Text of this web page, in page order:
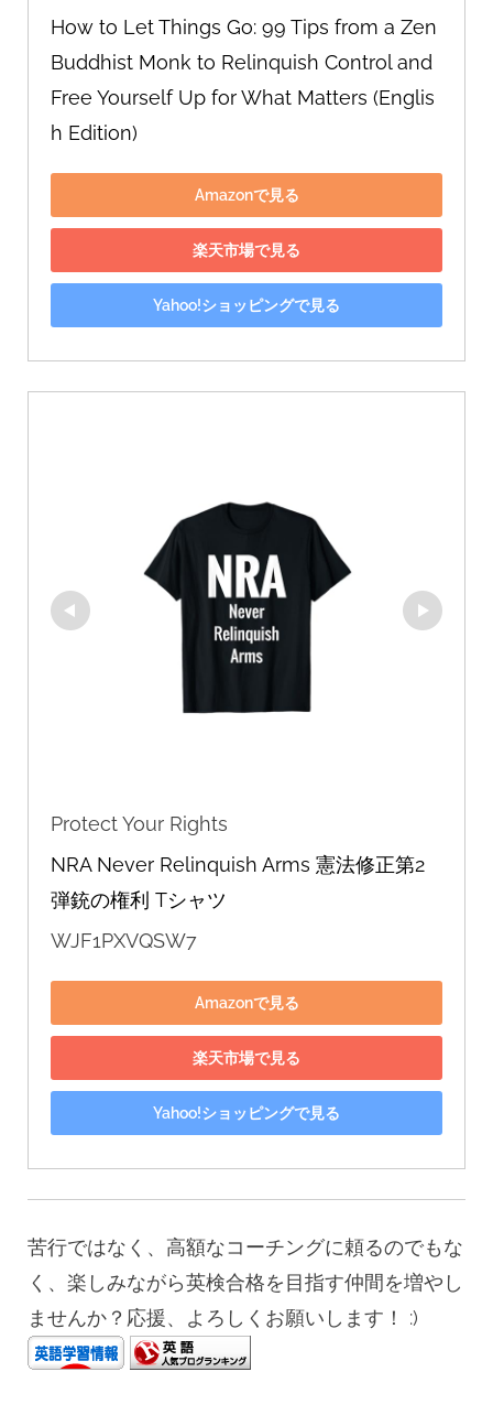
How to Let Things Go: 99 Tips from a Zen
Buddhist Monk to Relinquish Control and
Free Yourself Up for What Matters (Englis
h Edition)
Amazonで見る
楽天市場で見る
Yahoo!ショッピングで見る
Protect Your Rights
NRA Never Relinquish Arms 憲法修正第2
弾銃の権利 Tシャツ
WJF1PXVQSW7
Amazonで見る
楽天市場で見る
Yahoo!ショッピングで見る
苦行ではなく、高額なコーチングに頼るのでもな
く、楽しみながら英検合格を目指す仲間を増やし
ませんか？応援、よろしくお願いします！ :)